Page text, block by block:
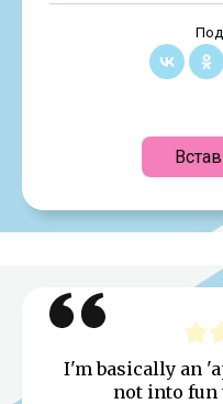
I'm basically an
not into fun